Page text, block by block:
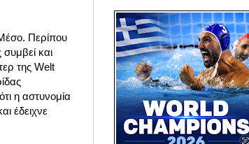
Περίπου
και
της Welt
η αστυνομία
έδειχνε